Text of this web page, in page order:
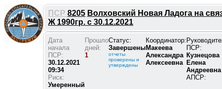
ПСР 8205 Волховский Новая Ладога на
Ж 1990гр. с 30.12.2021
Дата
начала
ПСР:
30.12.2021
09:34
Риск:
Умеренный
Прошло
дней:
1
Статус:
Завершены
отчеты
проверены и
утверждены
Координатор:
Макеева
Александра
Алексеевна
ПСР:
Кузнецова
Елена
Андреевна
АПСР: